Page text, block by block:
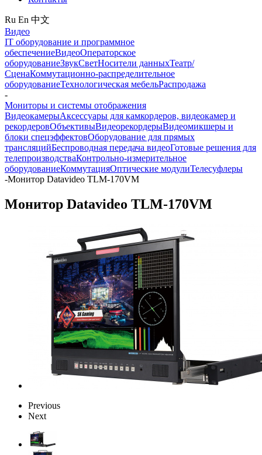
Ru En 中文
Видео
IT оборудование и программное
обеспечениеВидеоОператорское
оборудованиеЗвукСветНосители данныхТеатр/
СценаКоммутационно-распределительное
оборудованиеТехнологическая мебельРаспродажа
-
Мониторы и системы отображения
ВидеокамерыАксессуары для камкордеров, видеокамер и
рекордеровОбъективыВидеорекордерыВидеомикшеры и
блоки спецэффектовОборудование для прямых
трансляцийБеспроводная передача видеоГотовые решения для
телепроизводстваКонтрольно-измерительное
оборудованиеКоммутацияОптические модулиТелесуфлеры
-Монитор Datavideo TLM-170VM
Монитор Datavideo TLM-170VM
Previous
Next